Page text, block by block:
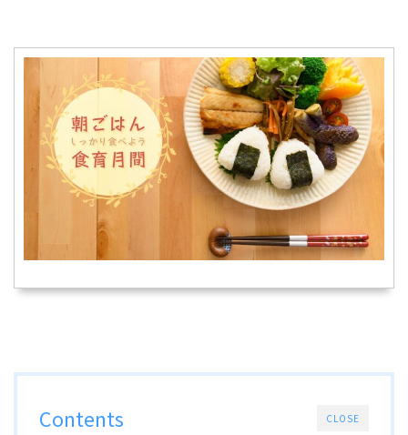
CLOSE
Contents